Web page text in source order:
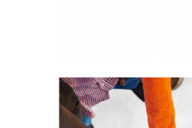
La prévention
d’intérêts
18 septembre 2023